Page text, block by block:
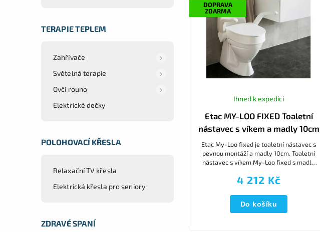
TERAPIE TEPLEM
Zahřívače
Světelná terapie
Ovčí rouno
Elektrické dečky
POLOHOVACÍ KŘESLA
Relaxační TV křesla
Elektrická křesla pro seniory
ZDRAVÉ SPANÍ
DOPRAVA
ZDARMA
Etac MY-LOO FIXED Toaletní
nástavec s víkem a madly 10cm
Ihned k expedici
4 212 Kč
Do košíku
Etac My-Loo fixed je toaletní nástavec s
pevnou montáží a madly 10cm. Toaletní
nástavec s víkem My-Loo fixed s madly
podporu na toaletě....